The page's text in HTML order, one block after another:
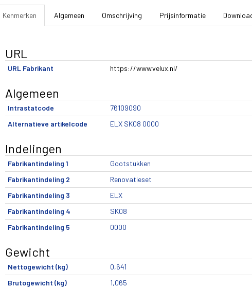
Kenmerken Algemeen Omschrijving Prijsinformatie
URL
URL Fabrikant https://www.velux.nl/
Algemeen
Intrastatcode
76109090
Alternatieve artikelcode
ELX SK08 0000
Indelingen
Fabrikantindeling 1
Gootstukken
Fabrikantindeling 2
Renovatieset
Fabrikantindeling 3
ELX
Fabrikantindeling 4
SK08
Fabrikantindeling 5
0000
Gewicht
Nettogewicht (kg)
0,641
Brutogewicht (kg)
1,065